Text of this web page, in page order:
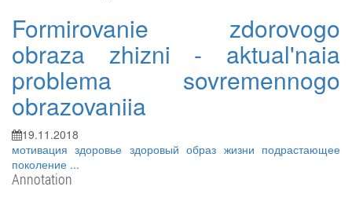
Formirovanie zdorovogo
obraza zhizni - aktual'naia
problema sovremennogo
obrazovaniia
19.11.2018
мотивацияздоровье здоровый образ жизни подрастающее
поколение ...
Annotation